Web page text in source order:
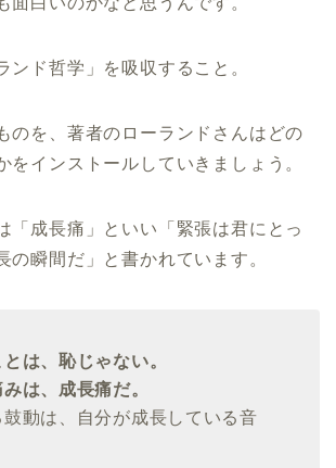
ンド哲学」を吸収すること。
のを、著者のローランドさんはどの
をインストールしていきましょう。
「成長痛」といい「緊張は君にとっ
の瞬間だ」と書かれています。
は、恥じゃない。
は、成長痛だ。
動は、自分が成長している音